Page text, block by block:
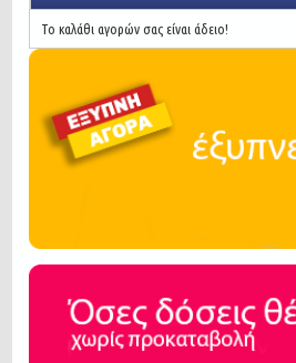
Το καλάθι αγορών σας είναι άδειο!